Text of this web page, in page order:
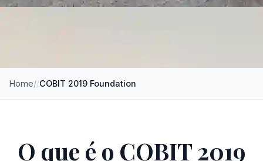
Home/ COBIT 2019 Foundation
O que é o COBIT 2019